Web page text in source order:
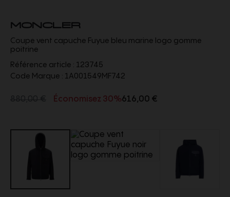
MONCLER
Coupe vent capuche Fuyue bleu marine logo gomme
poitrine
Référence article : 123745
Code Marque : 1A001549MF742
Économisez 30%616,00 €